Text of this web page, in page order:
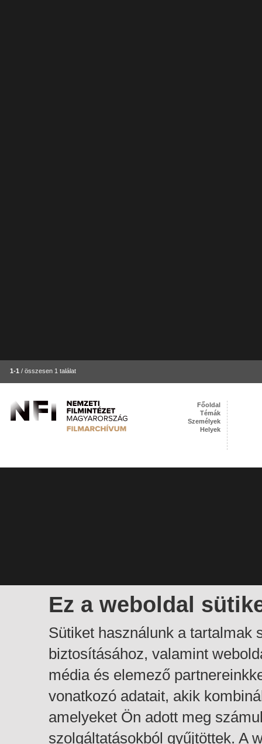
1-1 / összesen 1 találat
Ez a weboldal
Sütiket használunk a tartalmak
biztosításához, valamint
média és elemező
vonatkozó adatait, akik
amelyeket Ön adott meg
szolgáltatásokból gyűjtöttek. A
Főoldal
Témák
Személyek
Helyek